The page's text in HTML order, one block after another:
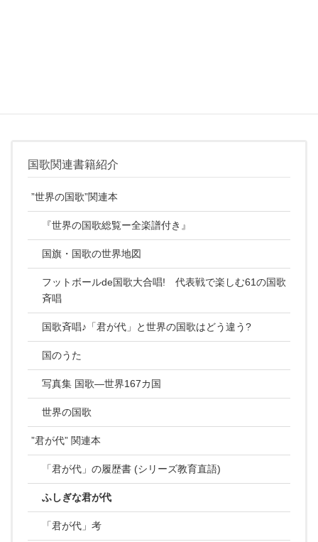
国歌関連書籍紹介
”世界の国歌”関連本
『世界の国歌総覧ー全楽譜付き』
国旗・国歌の世界地図
フットボールde国歌大合唱! 代表戦で楽しむ61の国歌
斉唱
国歌斉唱♪「君が代」と世界の国歌はどう違う?
国のうた
写真集 国歌―世界167カ国
世界の国歌
”君が代” 関連本
「君が代」の履歴書 (シリーズ教育直語)
ふしぎな君が代
「君が代」考